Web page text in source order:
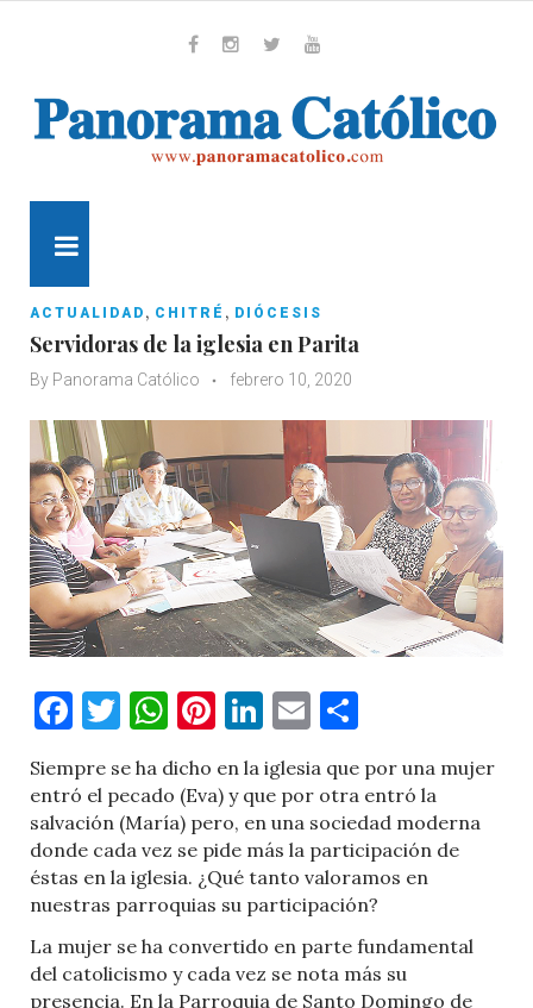
ACTUALIDAD , CHITRÉ , DIÓCESIS
Servidoras de la iglesia en Parita
By Panorama Católico febrero 10, 2020
Facebook
Twitter
WhatsApp
Pinterest
LinkedIn
Email
Siempre se ha dicho en la iglesia que por una mujer
entró el pecado (Eva) y que por otra entró la
salvación (María) pero, en una sociedad moderna
donde cada vez se pide más la participación de
éstas en la iglesia. ¿Qué tanto valoramos en
nuestras parroquias su participación?
La mujer se ha convertido en parte fundamental
del catolicismo y cada vez se nota más su
presencia. En la Parroquia de Santo Domingo de